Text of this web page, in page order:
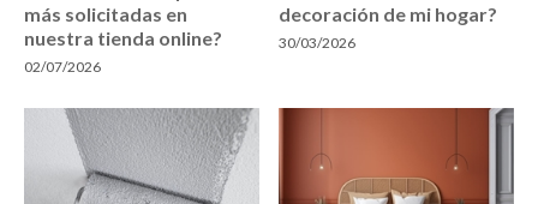
más solicitadas en
nuestra tienda online?
02/07/2026
decoración de mi hogar?
30/03/2026